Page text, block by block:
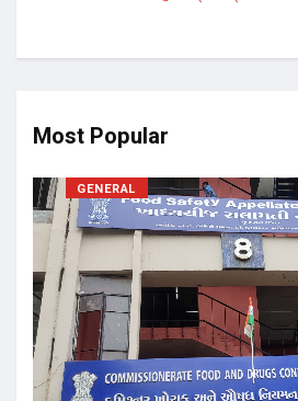
Most Popular
GENERAL